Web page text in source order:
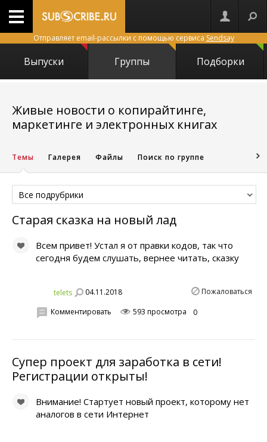
Отправляет email-рассылки с помощью сервиса Sendsay
Выпуски Группы Подборки
Живые новости о копирайтинге,
маркетинге и электронных книгах
Темы Галерея Файлы Поиск по группе
Все подрубрики
Старая сказка на новый лад
Всем привет! Устал я от правки кодов, так что
сегодня будем слушать, вернее читать, сказку
telets 04.11.2018 Пожаловаться
Комментировать 593 просмотра 0
Супер проект для заработка в сети!
Регистрации открыты!
Внимание! Стартует новый проект, которому нет
аналогов в сети Интернет